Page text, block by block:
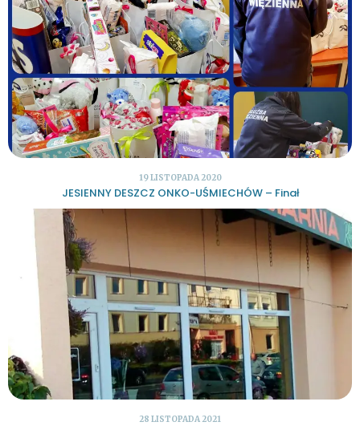
19 LISTOPADA 2020
JESIENNY DESZCZ ONKO-UŚMIECHÓW – Finał
28 LISTOPADA 2021